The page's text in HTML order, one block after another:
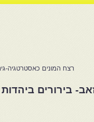
רצח המונים כאסטרטגיה-
בירורים